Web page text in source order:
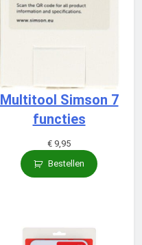
Multitool Simson 7
functies
€ 9,95
Bestellen